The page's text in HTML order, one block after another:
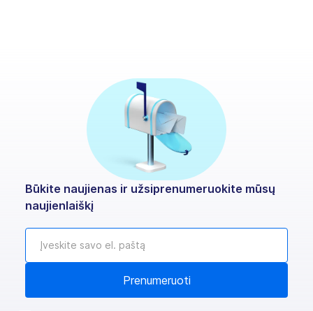
Būkite naujienas ir užsiprenumeruokite mūsų
naujienlaiškį